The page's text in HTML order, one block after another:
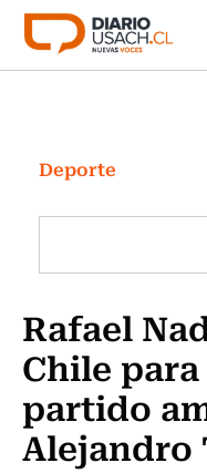
Click acá para ir
Investigación
Cultura
Programas Radio
Deporte
Rafael
Chile
partido
Alejandro